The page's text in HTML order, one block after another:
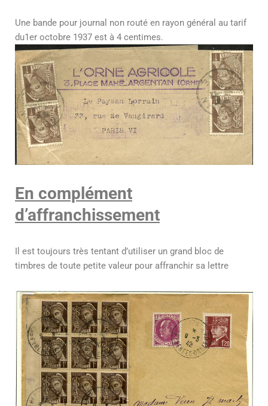
Une bande pour journal non routé en rayon général au tarif
du1er octobre 1937 est à 4 centimes.
En complément
d’affranchissement
Il est toujours très tentant d’utiliser un grand bloc de
timbres de toute petite valeur pour affranchir sa lettre